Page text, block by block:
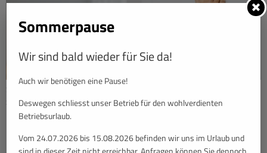
So sparen Sie Heizkosten! Mit modernen Heizsystemen & cleveren Tipps
zur Energieeffizienz bleibt Ihr Zuhause warm & kostensparend.
Sommerpause
Wir sind bald wieder für Sie da!
Auch wir benötigen eine Pause!
Deswegen schliesst unser Betrieb für den wohlverdienten
Betriebsurlaub.
Vom 24.07.2026 bis 15.08.2026 befinden wir uns im Urlaub und